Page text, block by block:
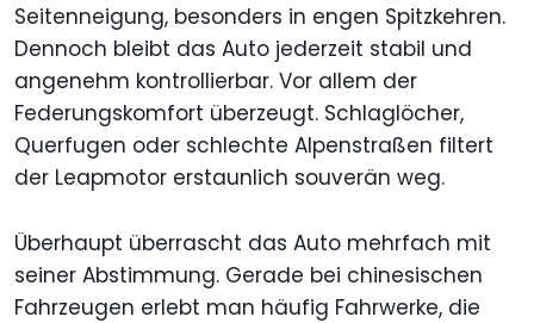
Seitenneigung, besonders in engen Spitzkehren.
Dennoch bleibt das Auto jederzeit stabil und
angenehm kontrollierbar. Vor allem der
Federungskomfort überzeugt. Schlaglöcher,
Querfugen oder schlechte Alpenstraßen filtert
der Leapmotor erstaunlich souverän weg.
Überhaupt überrascht das Auto mehrfach mit
seiner Abstimmung. Gerade bei chinesischen
Fahrzeugen erlebt man häufig Fahrwerke, die